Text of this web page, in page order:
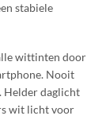
stabiele
wittinten door
Nooit
Helder daglicht
wit licht voor